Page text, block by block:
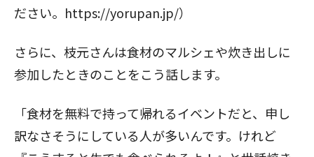
ださい。 https://yorupan.jp/）
さらに、枝元さんは食材のマルシェや炊き出しに
参加したときのことをこう話します。
「食材を無料で持って帰れるイベントだと、申し
訳なさそうにしている人が多いんです。けれど